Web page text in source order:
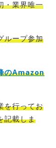
・業界唯一
ループ参加
のAmazon
を行ってお
記載しま